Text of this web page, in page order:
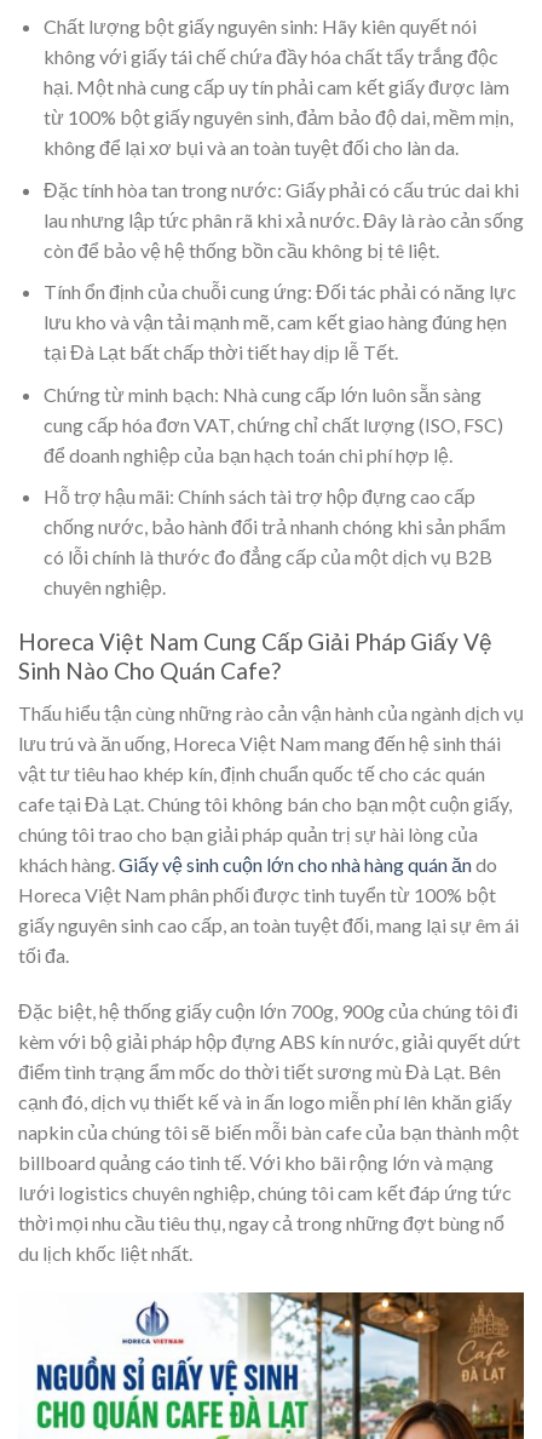
Chất lượng bột giấy nguyên sinh: Hãy kiên quyết nói
không với giấy tái chế chứa đầy hóa chất tẩy trắng độc
hại. Một nhà cung cấp uy tín phải cam kết giấy được làm
từ 100% bột giấy nguyên sinh, đảm bảo độ dai, mềm mịn,
không để lại xơ bụi và an toàn tuyệt đối cho làn da.
Đặc tính hòa tan trong nước: Giấy phải có cấu trúc dai khi
lau nhưng lập tức phân rã khi xả nước. Đây là rào cản sống
còn để bảo vệ hệ thống bồn cầu không bị tê liệt.
Tính ổn định của chuỗi cung ứng: Đối tác phải có năng lực
lưu kho và vận tải mạnh mẽ, cam kết giao hàng đúng hẹn
tại Đà Lạt bất chấp thời tiết hay dịp lễ Tết.
Chứng từ minh bạch: Nhà cung cấp lớn luôn sẵn sàng
cung cấp hóa đơn VAT, chứng chỉ chất lượng (ISO, FSC)
để doanh nghiệp của bạn hạch toán chi phí hợp lệ.
Hỗ trợ hậu mãi: Chính sách tài trợ hộp đựng cao cấp
chống nước, bảo hành đổi trả nhanh chóng khi sản phẩm
có lỗi chính là thước đo đẳng cấp của một dịch vụ B2B
chuyên nghiệp.
Horeca Việt Nam Cung Cấp Giải Pháp Giấy Vệ
Sinh Nào Cho Quán Cafe?
Thấu hiểu tận cùng những rào cản vận hành của ngành dịch vụ
lưu trú và ăn uống, Horeca Việt Nam mang đến hệ sinh thái
vật tư tiêu hao khép kín, định chuẩn quốc tế cho các quán
cafe tại Đà Lạt. Chúng tôi không bán cho bạn một cuộn giấy,
chúng tôi trao cho bạn giải pháp quản trị sự hài lòng của
khách hàng. Giấy vệ sinh cuộn lớn cho nhà hàng quán ăndo
Horeca Việt Nam phân phối được tinh tuyển từ 100% bột
giấy nguyên sinh cao cấp, an toàn tuyệt đối, mang lại sự êm ái
tối đa.
Đặc biệt, hệ thống giấy cuộn lớn 700g, 900g của chúng tôi đi
kèm với bộ giải pháp hộp đựng ABS kín nước, giải quyết dứt
điểm tình trạng ẩm mốc do thời tiết sương mù Đà Lạt. Bên
cạnh đó, dịch vụ thiết kế và in ấn logo miễn phí lên khăn giấy
napkin của chúng tôi sẽ biến mỗi bàn cafe của bạn thành một
billboard quảng cáo tinh tế. Với kho bãi rộng lớn và mạng
lưới logistics chuyên nghiệp, chúng tôi cam kết đáp ứng tức
thời mọi nhu cầu tiêu thụ, ngay cả trong những đợt bùng nổ
du lịch khốc liệt nhất.